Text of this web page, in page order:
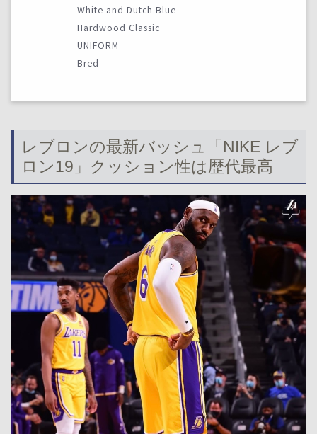
White and Dutch Blue
Hardwood Classic
UNIFORM
Bred
レブロンの最新バッシュ「NIKE レブ
ロン19」クッション性は歴代最高